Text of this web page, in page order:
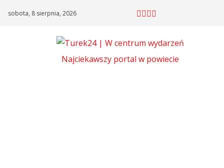
sobota, 8 sierpnia, 2026
Najciekawszy portal w powiecie